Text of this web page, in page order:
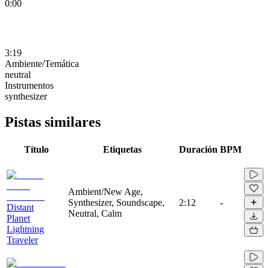
0:00
3:19
Ambiente/Temática
neutral
Instrumentos
synthesizer
Pistas similares
Título Etiquetas Duración BPM
Distant
Planet
Lightning
Traveler
Ambient/New Age,
Synthesizer, Soundscape,
Neutral, Calm
2:12 -